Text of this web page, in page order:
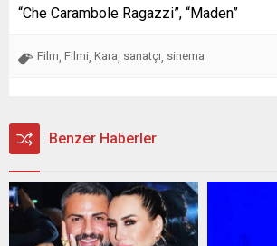
“Che Carambole Ragazzi”, “Maden”
Film, Filmi, Kara, sanatçı, sinema
Benzer Haberler